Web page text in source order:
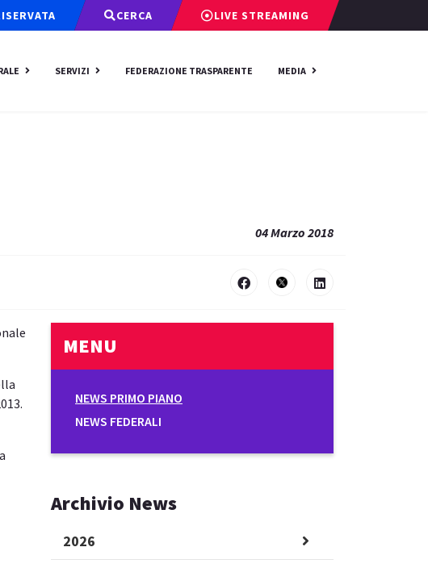
CERCA LIVE STREAMING
SERVIZI FEDERAZIONE TRASPARENTE MEDIA
04 Marzo 2018
MENU
NEWS PRIMO PIANO
NEWS FEDERALI
Archivio News
2026